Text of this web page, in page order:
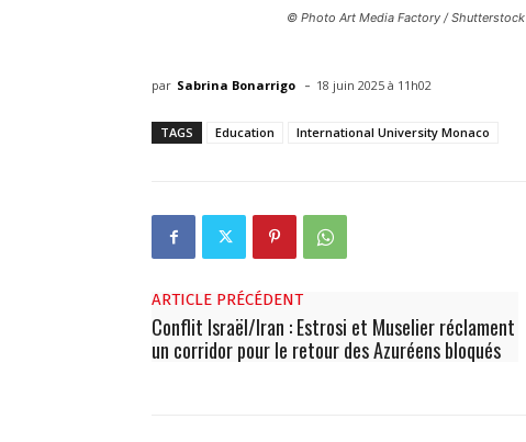
© Photo Art Media Factory / Shutterstock
par Sabrina Bonarrigo - 18 juin 2025 à 11h02
TAGS Education International University Monaco
ARTICLE PRÉCÉDENT
Conflit Israël/Iran : Estrosi et Muselier réclament
un corridor pour le retour des Azuréens bloqués